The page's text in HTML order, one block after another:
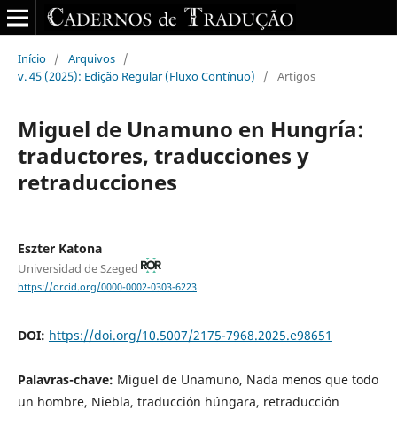
Início / Arquivos /
v. 45 (2025): Edição Regular (Fluxo Contínuo)
/ Artigos
Miguel de Unamuno en Hungría:
traductores, traducciones y
retraducciones
Eszter Katona
Universidad de Szeged
https://orcid.org/0000-0002-0303-6223
DOI: https://doi.org/10.5007/2175-7968.2025.e98651
Palavras-chave: Miguel de Unamuno, Nada menos que todo
un hombre, Niebla, traducción húngara, retraducción